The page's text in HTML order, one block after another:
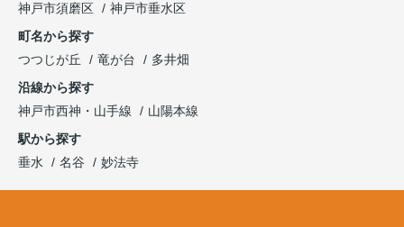
神戸市須磨区
神戸市垂水区
町名から探す
つつじが丘
竜が台
多井畑
沿線から探す
神戸市西神・山手線
山陽本線
駅から探す
垂水
名谷 妙法寺